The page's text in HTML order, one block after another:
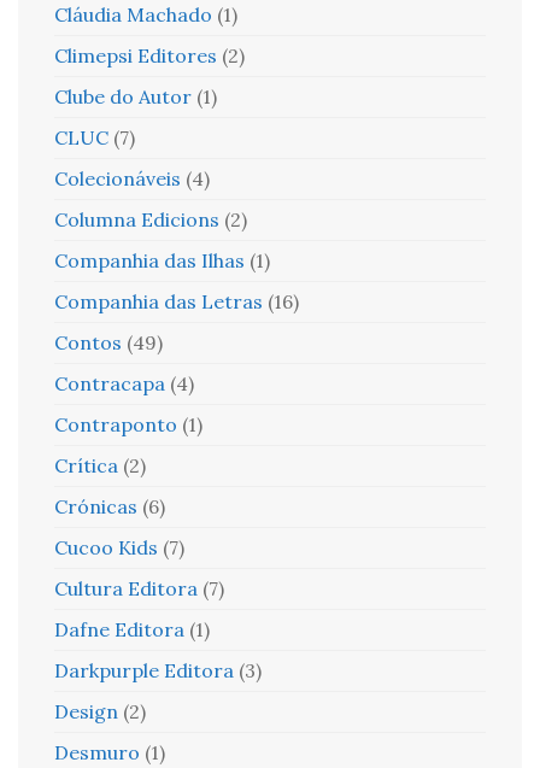
Cláudia Machado (1)
Climepsi Editores (2)
Clube do Autor (1)
CLUC (7)
Colecionáveis (4)
Columna Edicions (2)
Companhia das Ilhas (1)
Companhia das Letras (16)
Contos (49)
Contracapa (4)
Contraponto (1)
Crítica (2)
Crónicas (6)
Cucoo Kids (7)
Cultura Editora (7)
Dafne Editora (1)
Darkpurple Editora (3)
Design (2)
Desmuro (1)